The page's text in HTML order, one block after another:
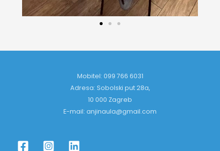
Mobitel: 099 766 6031
Adresa: Sobolski put 28a,
10 000 Zagreb
E-mail: anjinaula@gmail.com